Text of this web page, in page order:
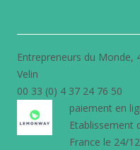
Entrepreneurs du Monde,
Velin
00 33 (0) 4 37 24 76 50
paiement en
Etablissement
France le 24/